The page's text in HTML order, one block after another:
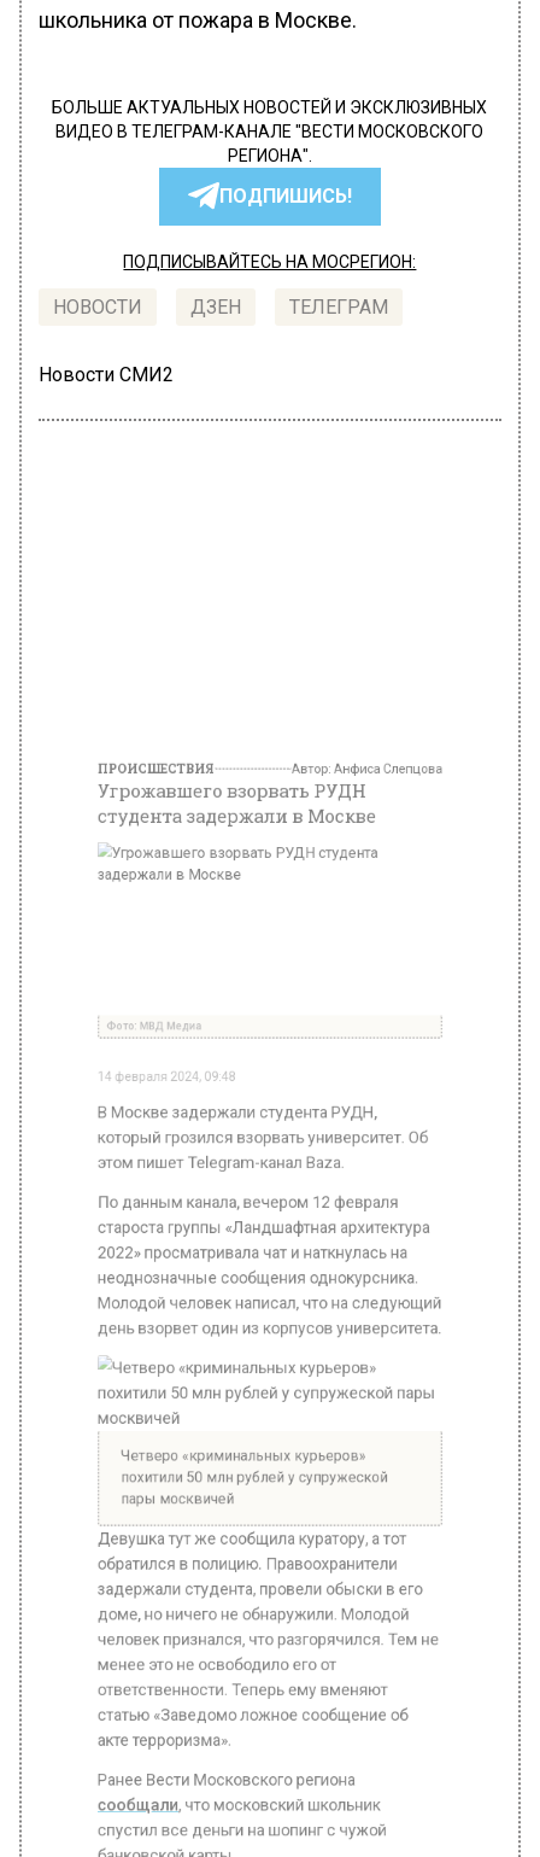
школьника от пожара в Москве.
БОЛЬШЕ АКТУАЛЬНЫХ НОВОСТЕЙ И ЭКСКЛЮЗИВНЫХ
ВИДЕО В ТЕЛЕГРАМ-КАНАЛЕ "ВЕСТИ МОСКОВСКОГО
РЕГИОНА".
ПОДПИШИСЬ!
ПОДПИСЫВАЙТЕСЬ НА МОСРЕГИОН:
НОВОСТИ ДЗЕН ТЕЛЕГРАМ
Новости СМИ2
Фото: МВД Медиа
который грозился взорвать университет. Об
этом пишет Telegram-канал Baza.
староста группы «Ландшафтная архитектура
2022» просматривала чат и наткнулась на
неоднозначные сообщения однокурсника.
Молодой человек написал, что на следующий
день взорвет один из корпусов университета.
Четверо «криминальных курьеров»
похитили 50 млн рублей у супружеской
пары москвичей
Девушка тут же сообщила куратору, а тот
обратился в полицию. Правоохранители
задержали студента, провели обыски в его
доме, но ничего не обнаружили. Молодой
человек признался, что разгорячился. Тем не
менее это не освободило его от
ответственности. Теперь ему вменяют
акте терроризма».
Ранее Вести Московского региона